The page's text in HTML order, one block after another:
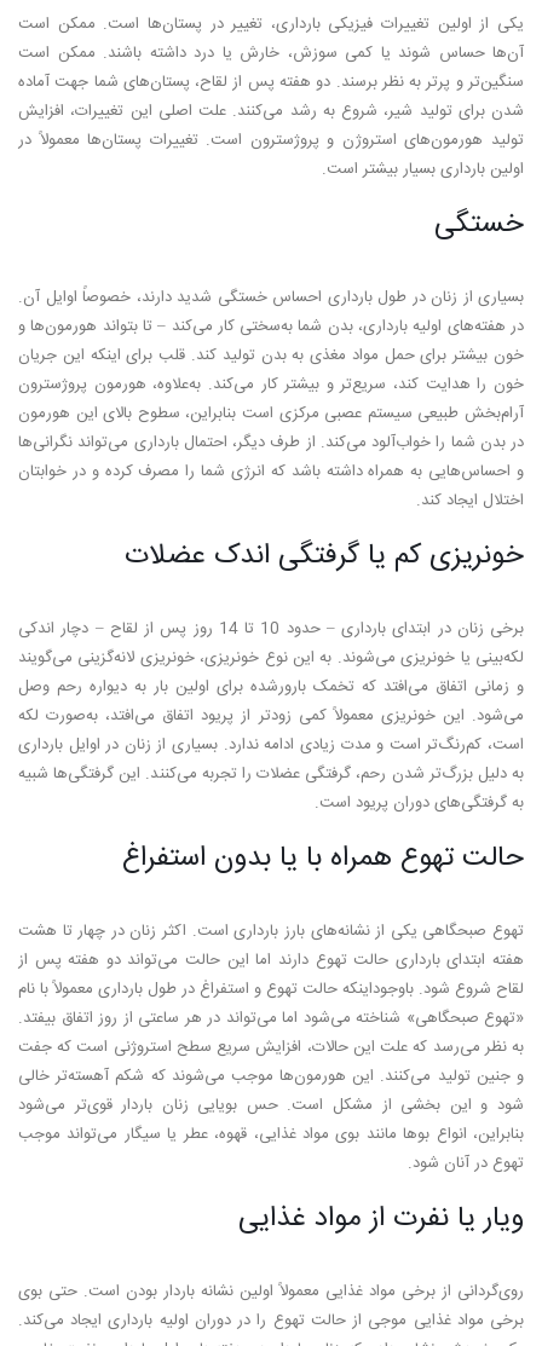
یکی از اولین تغییرات فیزیکی بارداری، تغییر در پستان‌ها است. ممکن است
آن‌ها حساس شوند یا کمی سوزش، خارش یا درد داشته باشند. ممکن است
سنگین‌تر و پرتر به نظر برسند. دو هفته پس از لقاح، پستان‌های شما جهت آماده
شدن برای تولید شیر، شروع به رشد می‌کنند. علت اصلی این تغییرات، افزایش
تولید هورمون‌های استروژن و پروژسترون است. تغییرات پستان‌ها معمولاً در
اولین بارداری بسیار بیشتر است.
خستگی
بسیاری از زنان در طول بارداری احساس خستگی شدید دارند، خصوصاً اوایل آن.
در هفته‌های اولیه بارداری، بدن شما به‌سختی کار می‌کند – تا بتواند هورمون‌ها و
خون بیشتر برای حمل مواد مغذی به بدن تولید کند. قلب برای اینکه این جریان
خون را هدایت کند، سریع‌تر و بیشتر کار می‌کند. به‌علاوه، هورمون پروژسترون
آرام‌بخش طبیعی سیستم عصبی مرکزی است بنابراین، سطوح بالای این هورمون
در بدن شما را خواب‌آلود می‌کند. از طرف دیگر، احتمال بارداری می‌تواند نگرانی‌ها
و احساس‌هایی به همراه داشته باشد که انرژی شما را مصرف کرده و در خوابتان
اختلال ایجاد کند.
خونریزی کم یا گرفتگی اندک عضلات
برخی زنان در ابتدای بارداری – حدود 10 تا 14 روز پس از لقاح – دچار اندکی
لکه‌بینی یا خونریزی می‌شوند. به این نوع خونریزی، خونریزی لانه‌گزینی می‌گویند
و زمانی اتفاق می‌افتد که تخمک بارورشده برای اولین بار به دیواره رحم وصل
می‌شود. این خونریزی معمولاً کمی زودتر از پریود اتفاق می‌افتد، به‌صورت لکه
است، کم‌رنگ‌تر است و مدت زیادی ادامه ندارد. بسیاری از زنان در اوایل بارداری
به دلیل بزرگ‌تر شدن رحم، گرفتگی عضلات را تجربه می‌کنند. این گرفتگی‌ها شبیه
به گرفتگی‌های دوران پریود است.
حالت تهوع همراه با یا بدون استفراغ
تهوع صبحگاهی یکی از نشانه‌های بارز بارداری است. اکثر زنان در چهار تا هشت
هفته ابتدای بارداری حالت تهوع دارند اما این حالت می‌تواند دو هفته پس از
لقاح شروع شود. باوجوداینکه حالت تهوع و استفراغ در طول بارداری معمولاً با نام
«تهوع صبحگاهی» شناخته می‌شود اما می‌تواند در هر ساعتی از روز اتفاق بیفتد.
به نظر می‌رسد که علت این حالات، افزایش سریع سطح استروژنی است که جفت
و جنین تولید می‌کنند. این هورمون‌ها موجب می‌شوند که شکم آهسته‌تر خالی
شود و این بخشی از مشکل است. حس بویایی زنان باردار قوی‌تر می‌شود
بنابراین، انواع بوها مانند بوی مواد غذایی، قهوه، عطر یا سیگار می‌تواند موجب
تهوع در آنان شود.
ویار یا نفرت از مواد غذایی
روی‌گردانی از برخی مواد غذایی معمولاً اولین نشانه باردار بودن است. حتی بوی
برخی مواد غذایی موجی از حالت تهوع را در دوران اولیه بارداری ایجاد می‌کند.